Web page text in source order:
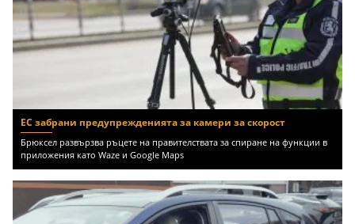
ЕС забрани предупрежденията за камери за скорост
Брюксел развързва ръцете на правителствата за спиране на функции в
приложения като Waze и Google Maps